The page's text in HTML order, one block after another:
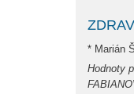
* Marián
Hodnoty